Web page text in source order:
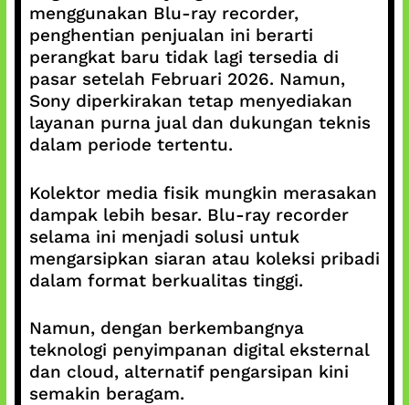
menggunakan Blu-ray recorder,
penghentian penjualan ini berarti
perangkat baru tidak lagi tersedia di
pasar setelah Februari 2026. Namun,
Sony diperkirakan tetap menyediakan
layanan purna jual dan dukungan teknis
dalam periode tertentu.
Kolektor media fisik mungkin merasakan
dampak lebih besar. Blu-ray recorder
selama ini menjadi solusi untuk
mengarsipkan siaran atau koleksi pribadi
dalam format berkualitas tinggi.
Namun, dengan berkembangnya
teknologi penyimpanan digital eksternal
dan cloud, alternatif pengarsipan kini
semakin beragam.